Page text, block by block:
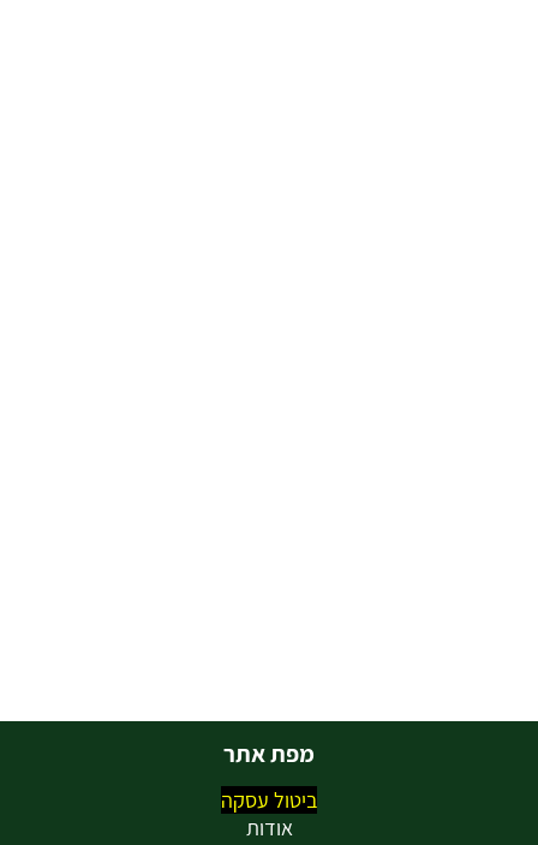
מפת אתר
ביטול עסקה
אודות